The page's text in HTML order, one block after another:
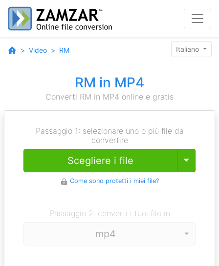
Video RM Italiano
RM in MP4
Converti RM in MP4 online e gratis
Passaggio 1: selezionare uno o più file da
convertire
Scegliere i file Toggle
Come sono protetti i miei file?
Passaggio 2: converti i tuoi file in